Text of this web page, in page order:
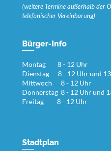
(weitere Termine außerhalb der
telefonischer Vereinbarung)
Bürger-Info
Montag 8 - 12 Uhr
Dienstag 8 - 12 Uhr und
Mittwoch 8 - 12 Uhr
Donnerstag 8 - 12 Uhr und
Freitag 8 - 12 Uhr
Stadtplan